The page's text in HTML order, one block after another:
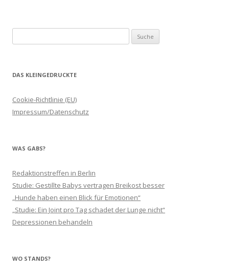
nach:
DAS KLEINGEDRUCKTE
Cookie-Richtlinie (EU)
Impressum/Datenschutz
WAS GABS?
Redaktionstreffen in Berlin
Studie: Gestillte Babys vertragen Breikost besser
„Hunde haben einen Blick für Emotionen“
„Studie: Ein Joint pro Tag schadet der Lunge nicht“
Depressionen behandeln
WO STANDS?